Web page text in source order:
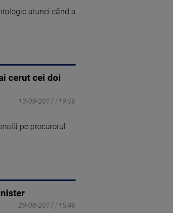
atunci când a
cerut cei doi
13-09-2017 | 19:50
pe procurorul
29-08-2017 | 15:40